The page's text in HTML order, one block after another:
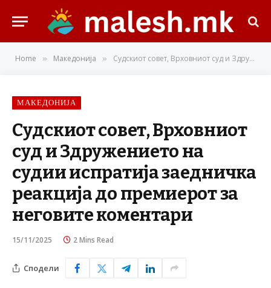
Home » Македонија » Судскиот совет, Врховниот суд и Здружението на судии испратија заедничка реакција до премиерот за неговите коментари
МАКЕДОНИЈА
Судскиот совет, Врховниот
суд и Здружението на
судии испратија заедничка
реакција до премиерот за
неговите коментари
15/11/2025 2 Mins Read
Сподели